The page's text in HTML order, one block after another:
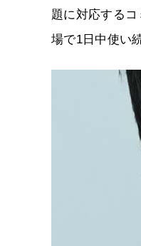
題に対応する
場で1日中使い